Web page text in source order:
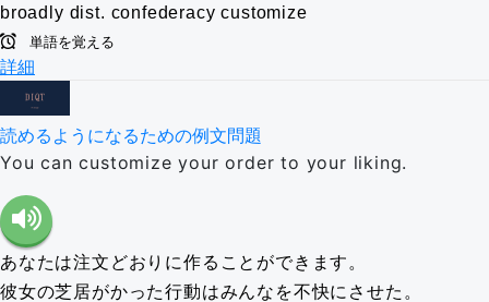
broadly dist. confederacy customize
単語を覚える
詳細
読めるようになるための例文問題
You can customize your order to your liking.
あなたは注文どおりに作ることができます。
彼女の芝居がかった行動はみんなを不快にさせた。